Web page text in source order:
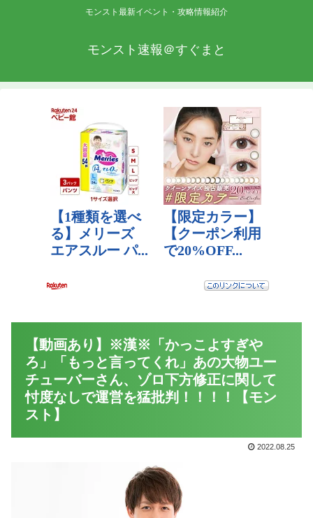
モンスト最新イベント・攻略情報紹介
モンスト速報＠すぐまと
【動画あり】※漢※「かっこよすぎや
ろ」「もっと言ってくれ」あの大物ユー
チューバーさん、ゾロ下方修正に関して
忖度なしで運営を猛批判！！！！【モン
スト】
2022.08.25